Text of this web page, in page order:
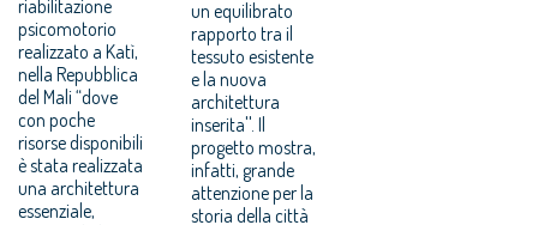
riabilitazione
psicomotorio
realizzato a Katì,
nella Repubblica
del Mali “dove
con poche
risorse disponibili
è stata realizzata
una architettura
essenziale,
un equilibrato
rapporto tra il
tessuto esistente
e la nuova
architettura
inserita''. Il
progetto mostra,
infatti, grande
attenzione per la
storia della città